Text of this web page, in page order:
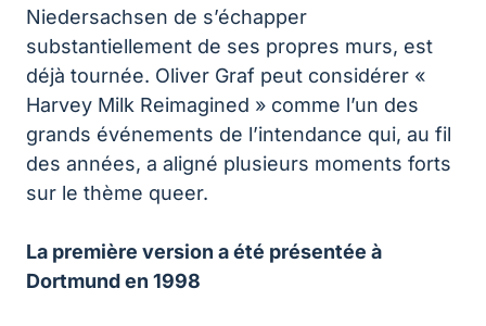
Niedersachsen de s’échapper
substantiellement de ses propres murs, est
déjà tournée. Oliver Graf peut considérer «
Harvey Milk Reimagined » comme l’un des
grands événements de l’intendance qui, au fil
des années, a aligné plusieurs moments forts
sur le thème queer.
La première version a été présentée à
Dortmund en 1998